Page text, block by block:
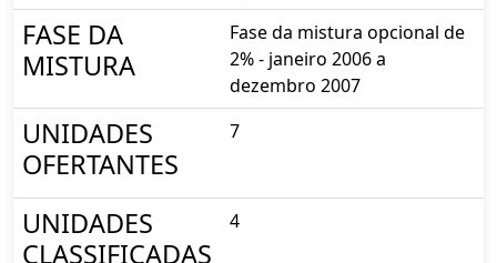
FASE DA
MISTURA
Fase da mistura opcional de
2% - janeiro 2006 a
dezembro 2007
UNIDADES
OFERTANTES
7
UNIDADES
CLASSIFICADAS
4